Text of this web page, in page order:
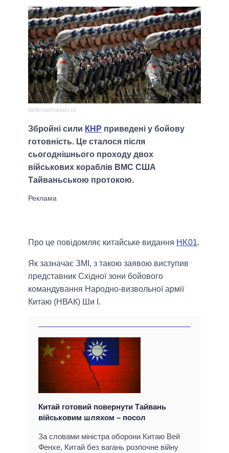
defensemaven.io
Збройні сили КНР приведені у бойову
готовність. Це сталося після
сьогоднішнього проходу двох
військових кораблів ВМС США
Тайваньською протокою.
Про це повідомляє китайське видання HK01.
Як зазначає ЗМІ, з такою заявою виступив
представник Східної зони бойового
командування Народно-визвольної армії
Китаю (НВАК) Ши І.
Китай готовий повернути Тайвань
військовим шляхом – посол
За словами міністра оборони Китаю Вей
Фенхе, Китай без вагань розпочне війну